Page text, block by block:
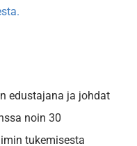
edustajana ja johdat
noin 30
tukemisesta